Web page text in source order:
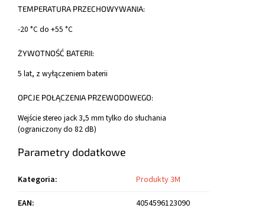
TEMPERATURA PRZECHOWYWANIA:
-20 °C do +55 °C
ŻYWOTNOŚĆ BATERII:
5 lat, z wyłączeniem baterii
OPCJE POŁĄCZENIA PRZEWODOWEGO:
Wejście stereo jack 3,5 mm tylko do słuchania
(ograniczony do 82 dB)
Parametry dodatkowe
Kategoria:
Produkty 3M
EAN:
4054596123090